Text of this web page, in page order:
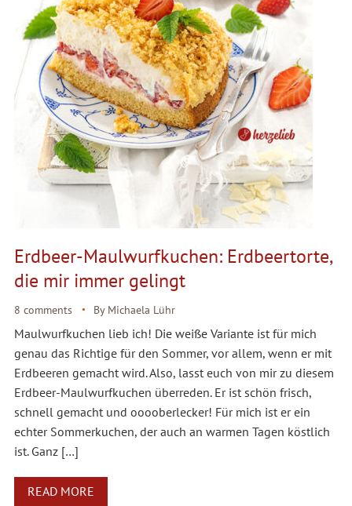
Erdbeer-Maulwurfkuchen: Erdbeertorte,
die mir immer gelingt
8 comments By Michaela Lühr
Maulwurfkuchen lieb ich! Die weiße Variante ist für mich
genau das Richtige für den Sommer, vor allem, wenn er mit
Erdbeeren gemacht wird. Also, lasst euch von mir zu diesem
Erdbeer-Maulwurfkuchen überreden. Er ist schön frisch,
schnell gemacht und ooooberlecker! Für mich ist er ein
echter Sommerkuchen, der auch an warmen Tagen köstlich
ist. Ganz […]
READ MORE